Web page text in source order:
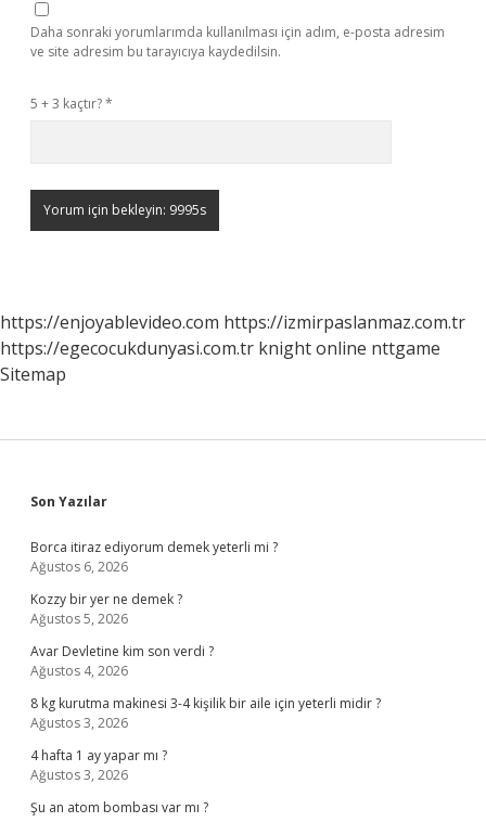
Daha sonraki yorumlarımda kullanılması için adım, e-posta adresim
ve site adresim bu tarayıcıya kaydedilsin.
5 + 3 kaçtır?*
https://enjoyablevideo.com https://izmirpaslanmaz.com.tr
https://egecocukdunyasi.com.tr knight online nttgame
Sitemap
Sidebar
Son Yazılar
Borca itiraz ediyorum demek yeterli mi ?
Ağustos 6, 2026
Kozzy bir yer ne demek ?
Ağustos 5, 2026
Avar Devletine kim son verdi ?
Ağustos 4, 2026
8 kg kurutma makinesi 3-4 kişilik bir aile için yeterli midir ?
Ağustos 3, 2026
4 hafta 1 ay yapar mı ?
Ağustos 3, 2026
Şu an atom bombası var mı ?